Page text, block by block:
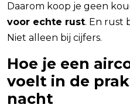
Daarom koop je geen
voor echte rust. En rust
Niet alleen bij cijfers.
Hoe je een
voelt in de
nacht